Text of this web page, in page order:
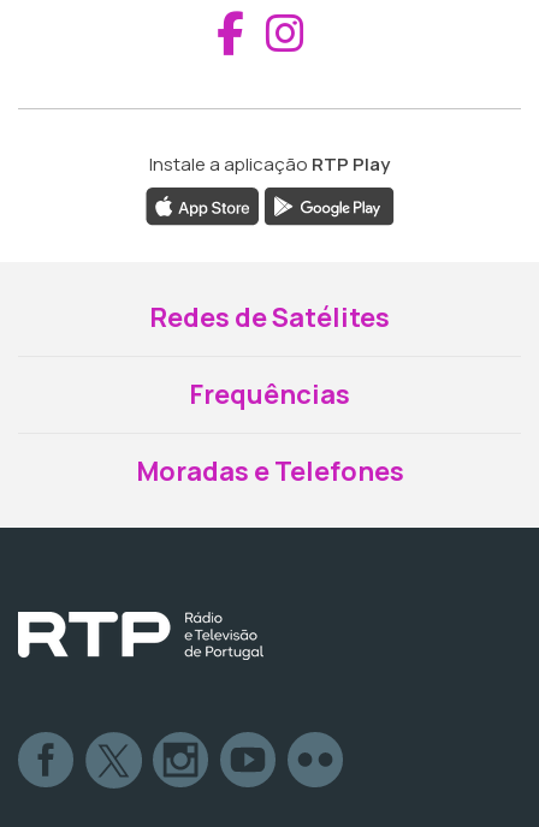
Aceder ao
Instale a aplicação RTP Play
Redes de Satélites
Frequências
Moradas e Telefones